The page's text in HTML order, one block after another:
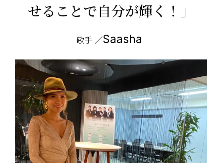
せることで自分が輝く！」
歌手 ／Saasha